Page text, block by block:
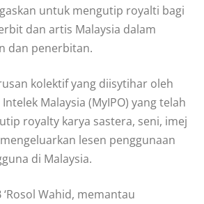
untuk mengutip royalti bagi
dan artis Malaysia dalam
dan penerbitan.
kolektif yang diisytihar oleh
Malaysia (MyIPO) yang telah
royalty karya sastera, seni, imej
lesen penggunaan
di Malaysia.
‘Rosol Wahid, memantau